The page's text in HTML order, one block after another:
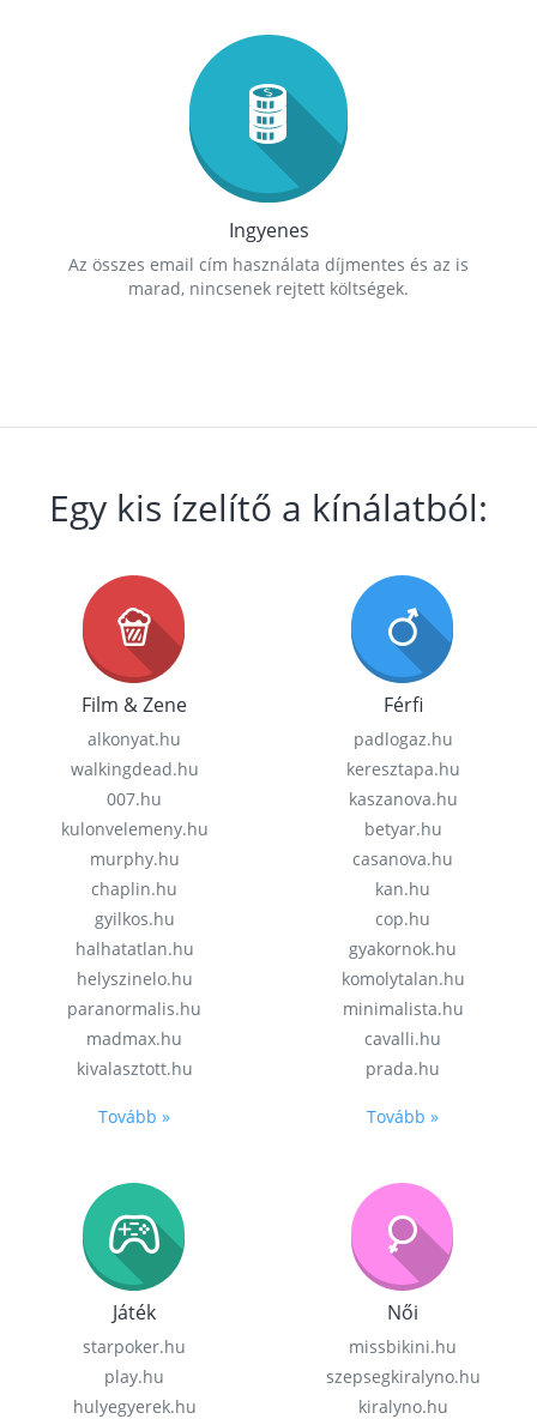
Ingyenes
Az összes email cím használata díjmentes és az is
marad, nincsenek rejtett költségek.
Egy kis ízelítő a kínálatból:
Film & Zene
alkonyat.hu
walkingdead.hu
007.hu
kulonvelemeny.hu
murphy.hu
chaplin.hu
gyilkos.hu
halhatatlan.hu
helyszinelo.hu
paranormalis.hu
madmax.hu
kivalasztott.hu
Tovább »
Férfi
padlogaz.hu
keresztapa.hu
kaszanova.hu
betyar.hu
casanova.hu
kan.hu
cop.hu
gyakornok.hu
komolytalan.hu
minimalista.hu
cavalli.hu
prada.hu
Tovább »
Játék
starpoker.hu
play.hu
hulyegyerek.hu
Női
missbikini.hu
szepsegkiralyno.hu
kiralyno.hu